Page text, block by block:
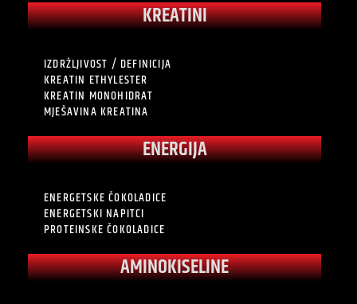
KREATINI
IZDRŽLJIVOST / DEFINICIJA
KREATIN ETHYLESTER
KREATIN MONOHIDRAT
MJEŠAVINA KREATINA
ENERGIJA
ENERGETSKE ČOKOLADICE
ENERGETSKI NAPITCI
PROTEINSKE ČOKOLADICE
AMINOKISELINE